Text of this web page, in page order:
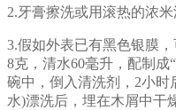
2.牙膏擦洗或用滚热的浓
3.假如外表已有黑色银膜
8克，清水60毫升，配制成
碗中，倒入清洗剂，2小时
水)漂洗后，埋在木屑中干